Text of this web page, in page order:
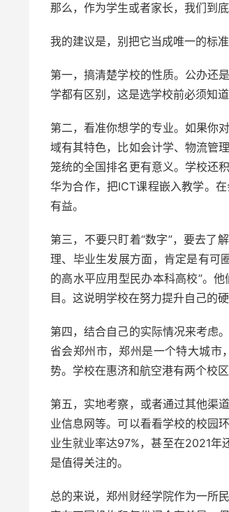
那么，作为学生或者家长，我们到
我的建议是，别把它当成唯一的标
第一，搞清楚学校的性质。公办还
学都有区别，这是选学校前必须知道
第二，看准你想学的专业。如果你
域有其特色，比如会计学、物流管
笼统的全国排名更有意义。学校还
华为合作，把ICT课程嵌入教学。
有益。
第三，不要只盯着“数字”，要去了
理、毕业生发展方面，肯定是有可
的高水平应用型民办本科高校”。
目。这说明学校在努力提升自己的硬
第四，结合自己的实际情况来考虑
省会郑州市，郑州是一个特大城市
势。学校在惠济和航空港有两个校
第五，实地考察，或者通过其他渠
业信息网等。可以看看学校的校园
业生就业率达97%，甚至在2021年
是值得关注的。
总的来说，郑州财经学院作为一所